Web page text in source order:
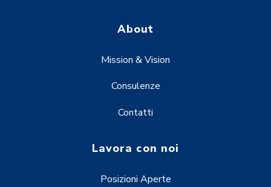
About
Mission & Vision
Consulenze
Contatti
Lavora con noi
Posizioni Aperte